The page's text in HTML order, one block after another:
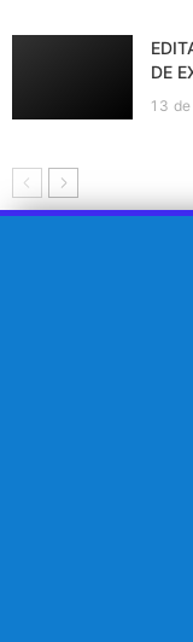
DE
13